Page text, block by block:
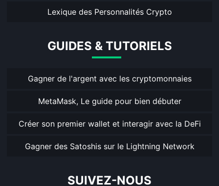
Lexique des Personnalités Crypto
GUIDES & TUTORIELS
Gagner de l'argent avec les cryptomonnaies
MetaMask, Le guide pour bien débuter
Créer son premier wallet et interagir avec la DeFi
Gagner des Satoshis sur le Lightning Network
SUIVEZ-NOUS